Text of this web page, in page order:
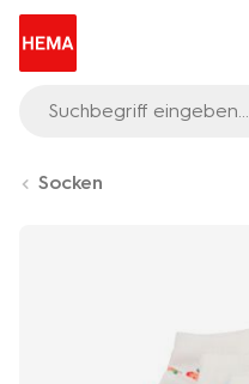
Suchbegriff eingeben...
Socken